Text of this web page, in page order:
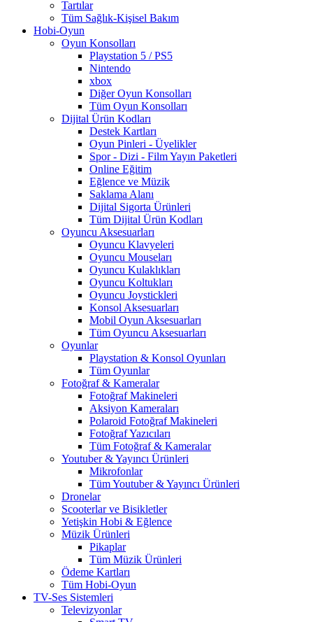
Tartılar
Tüm Sağlık-Kişisel Bakım
Hobi-Oyun
Oyun Konsolları
Playstation 5 / PS5
Nintendo
xbox
Diğer Oyun Konsolları
Tüm Oyun Konsolları
Dijital Ürün Kodları
Destek Kartları
Oyun Pinleri - Üyelikler
Spor - Dizi - Film Yayın Paketleri
Online Eğitim
Eğlence ve Müzik
Saklama Alanı
Dijital Sigorta Ürünleri
Tüm Dijital Ürün Kodları
Oyuncu Aksesuarları
Oyuncu Klavyeleri
Oyuncu Mouseları
Oyuncu Kulaklıkları
Oyuncu Koltukları
Oyuncu Joystickleri
Konsol Aksesuarları
Mobil Oyun Aksesuarları
Tüm Oyuncu Aksesuarları
Oyunlar
Playstation & Konsol Oyunları
Tüm Oyunlar
Fotoğraf & Kameralar
Fotoğraf Makineleri
Aksiyon Kameraları
Polaroid Fotoğraf Makineleri
Fotoğraf Yazıcıları
Tüm Fotoğraf & Kameralar
Youtuber & Yayıncı Ürünleri
Mikrofonlar
Tüm Youtuber & Yayıncı Ürünleri
Dronelar
Scooterlar ve Bisikletler
Yetişkin Hobi & Eğlence
Müzik Ürünleri
Pikaplar
Tüm Müzik Ürünleri
Ödeme Kartları
Tüm Hobi-Oyun
TV-Ses Sistemleri
Televizyonlar